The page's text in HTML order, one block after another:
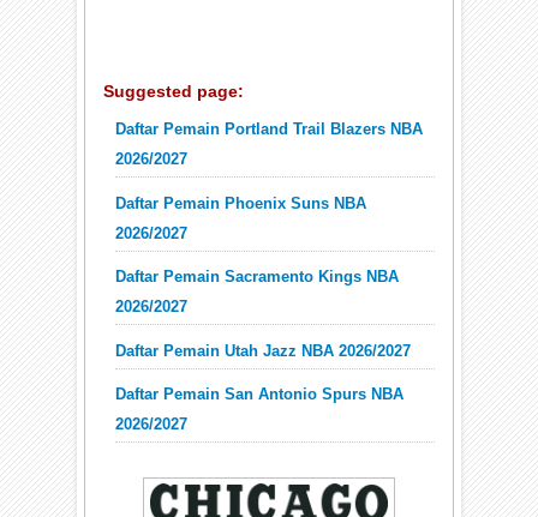
Suggested page:
Daftar Pemain Portland Trail Blazers NBA
2026/2027
Daftar Pemain Phoenix Suns NBA
2026/2027
Daftar Pemain Sacramento Kings NBA
2026/2027
Daftar Pemain Utah Jazz NBA 2026/2027
Daftar Pemain San Antonio Spurs NBA
2026/2027